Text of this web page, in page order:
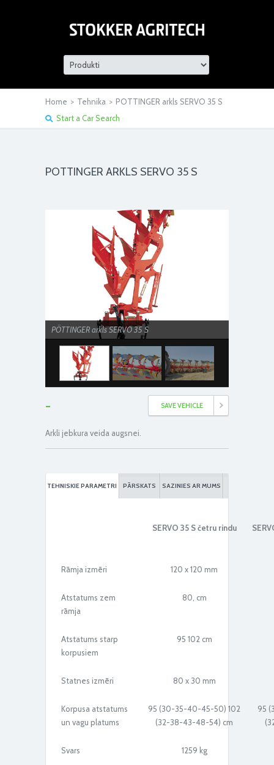
Home > Tehnika > POTTINGER arkls SERVO 35 S
Start a Car Search
POTTINGER ARKLS SERVO 35 S
PÖTTINGER arkls SERVO 35 S
- SAVE VEHICLE
Arkli jebkura veida augsnei.
TEHNISKIE PARAMETRI PĀRSKATS SAZINIES AR MUMS
SERVO 35 S četru rindu
Rāmja izmēri 120 x 120 mm
Atstatums zem
rāmja
80, cm
Atstatums starp
korpusiem
95 102 cm
Statnes izmēri 80 x 30 mm
Korpusa atstatums
un vagu platums
95 (30-35-40-45-50) 102
(32-38-43-48-54) cm
95
Svars 1259 kg